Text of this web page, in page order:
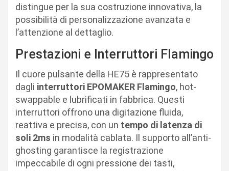
distingue per la sua costruzione innovativa, la
possibilità di personalizzazione avanzata e
l’attenzione al dettaglio.
Prestazioni e Interruttori Flamingo
Il cuore pulsante della HE75 è rappresentato
dagli interruttori EPOMAKER Flamingo, hot-
swappable e lubrificati in fabbrica. Questi
interruttori offrono una digitazione fluida,
reattiva e precisa, con un tempo di latenza di
soli 2ms in modalità cablata. Il supporto all’anti-
ghosting garantisce la registrazione
impeccabile di ogni pressione dei tasti,